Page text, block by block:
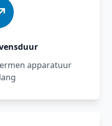
apparatuur